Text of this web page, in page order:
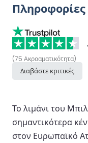
(75 Ακροαματικότητα)
Διαβάστε κριτικές
Το λιμάνι του
σημαντικότερα
στον Ευρωπαϊκό